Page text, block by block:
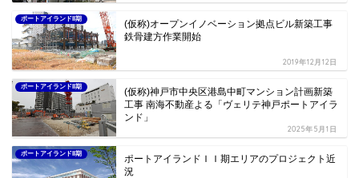
ポートアイランドII期
(仮称)オープンイノベーション拠点ビル新築工事
鉄骨建方作業開始
2019年12月12日
ポートアイランドII期
(仮称)神戸市中央区港島中町マンション計画新築
工事 南海不動産よる「ヴェリテ神戸ポートアイラ
ンド」
2025年5月1日
ポートアイランドII期
ポートアイランドＩＩ期エリアのプロジェクト近
況